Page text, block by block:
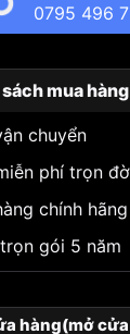
0795 496
mua
chuyển
phí trọn
chính hãng
gói 5 năm
hàng(mở